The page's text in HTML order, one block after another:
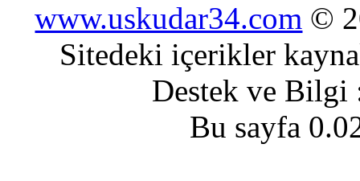
www.uskudar34.com ©
Sitedeki içerikler
Destek ve
Bu sayfa